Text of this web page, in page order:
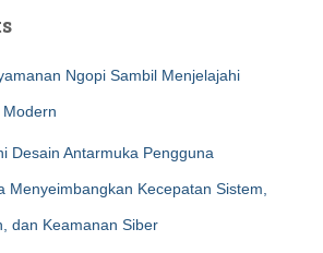
Ngopi Sambil Menjelajahi
Desain Antarmuka Pengguna
Menyeimbangkan Kecepatan Sistem,
dan Keamanan Siber